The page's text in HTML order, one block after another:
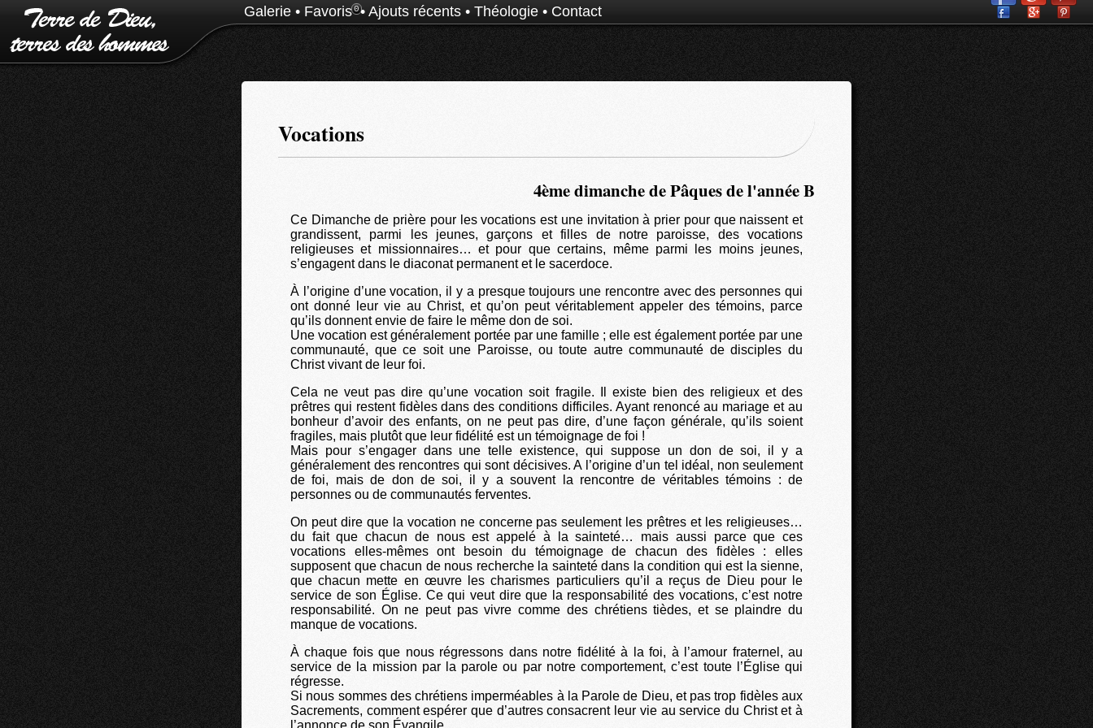
Galerie • Favoris0• Ajouts récents • Théologie • Contact
Vocations
4ème dimanche de Pâques de l'année B
Ce Dimanche de prière pour les vocations est une invitation à prier pour que naissent et
grandissent, parmi les jeunes, garçons et filles de notre paroisse, des vocations
religieuses et missionnaires… et pour que certains, même parmi les moins jeunes,
s’engagent dans le diaconat permanent et le sacerdoce.
À l’origine d’une vocation, il y a presque toujours une rencontre avec des personnes qui
ont donné leur vie au Christ, et qu’on peut véritablement appeler des témoins, parce
qu’ils donnent envie de faire le même don de soi.
Une vocation est généralement portée par une famille ; elle est également portée par une
communauté, que ce soit une Paroisse, ou toute autre communauté de disciples du
Christ vivant de leur foi.
Cela ne veut pas dire qu’une vocation soit fragile. Il existe bien des religieux et des
prêtres qui restent fidèles dans des conditions difficiles. Ayant renoncé au mariage et au
bonheur d’avoir des enfants, on ne peut pas dire, d’une façon générale, qu’ils soient
fragiles, mais plutôt que leur fidélité est un témoignage de foi !
Mais pour s’engager dans une telle existence, qui suppose un don de soi, il y a
généralement des rencontres qui sont décisives. A l’origine d’un tel idéal, non seulement
de foi, mais de don de soi, il y a souvent la rencontre de véritables témoins : de
personnes ou de communautés ferventes.
On peut dire que la vocation ne concerne pas seulement les prêtres et les religieuses…
du fait que chacun de nous est appelé à la sainteté… mais aussi parce que ces
vocations elles-mêmes ont besoin du témoignage de chacun des fidèles : elles
supposent que chacun de nous recherche la sainteté dans la condition qui est la sienne,
que chacun mette en œuvre les charismes particuliers qu’il a reçus de Dieu pour le
service de son Église. Ce qui veut dire que la responsabilité des vocations, c’est notre
responsabilité. On ne peut pas vivre comme des chrétiens tièdes, et se plaindre du
manque de vocations.
À chaque fois que nous régressons dans notre fidélité à la foi, à l’amour fraternel, au
service de la mission par la parole ou par notre comportement, c’est toute l’Église qui
régresse.
Si nous sommes des chrétiens imperméables à la Parole de Dieu, et pas trop fidèles aux
Sacrements, comment espérer que d’autres consacrent leur vie au service du Christ et à
l’annonce de son Évangile.